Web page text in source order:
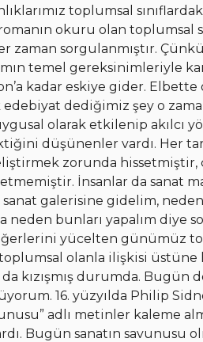
toplumsal
okuru olan toplumsal
zaman sorgulanmıştır.
temel gereksinimleriyle
kadar eskiye gider.
dediğimiz şey o
olarak etkilenip akılcı
düşünenler vardı. Her
zorunda hissetmiştir,
İnsanlar da sanat
sanat galerisine gidelim,
neden bunları yapalım diye
yücelten günümüz
olanla ilişkisi
kızışmış durumda. Bugün
16. yüzyılda Philip
adlı metinler kaleme
Bugün sanatın savunusu